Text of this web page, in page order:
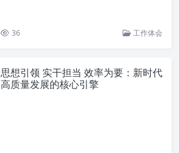
36 工作体会
思想引领 实干担当 效率为要：新时代
高质量发展的核心引擎